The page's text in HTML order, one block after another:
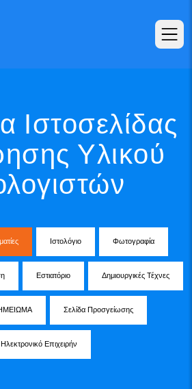
Ιστοσελίδας
Υλικού
Ιστολόγιο Φωτογραφία
Εστιατόριο Δημιουργικές Τέχνες
Σελίδα Προσγείωσης
Ηλεκτρονικό Επιχειρήν